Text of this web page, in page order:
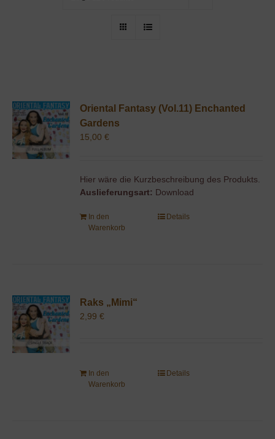
Oriental Fantasy (Vol.11) Enchanted
Gardens
15,00€
Hier wäre die Kurzbeschreibung des Produkts.
Auslieferungsart: Download
In den
Warenkorb
Details
Raks „Mimi“
2,99€
In den
Warenkorb
Details